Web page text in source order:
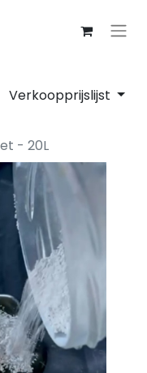
Verkoopprijslijst
- 20L